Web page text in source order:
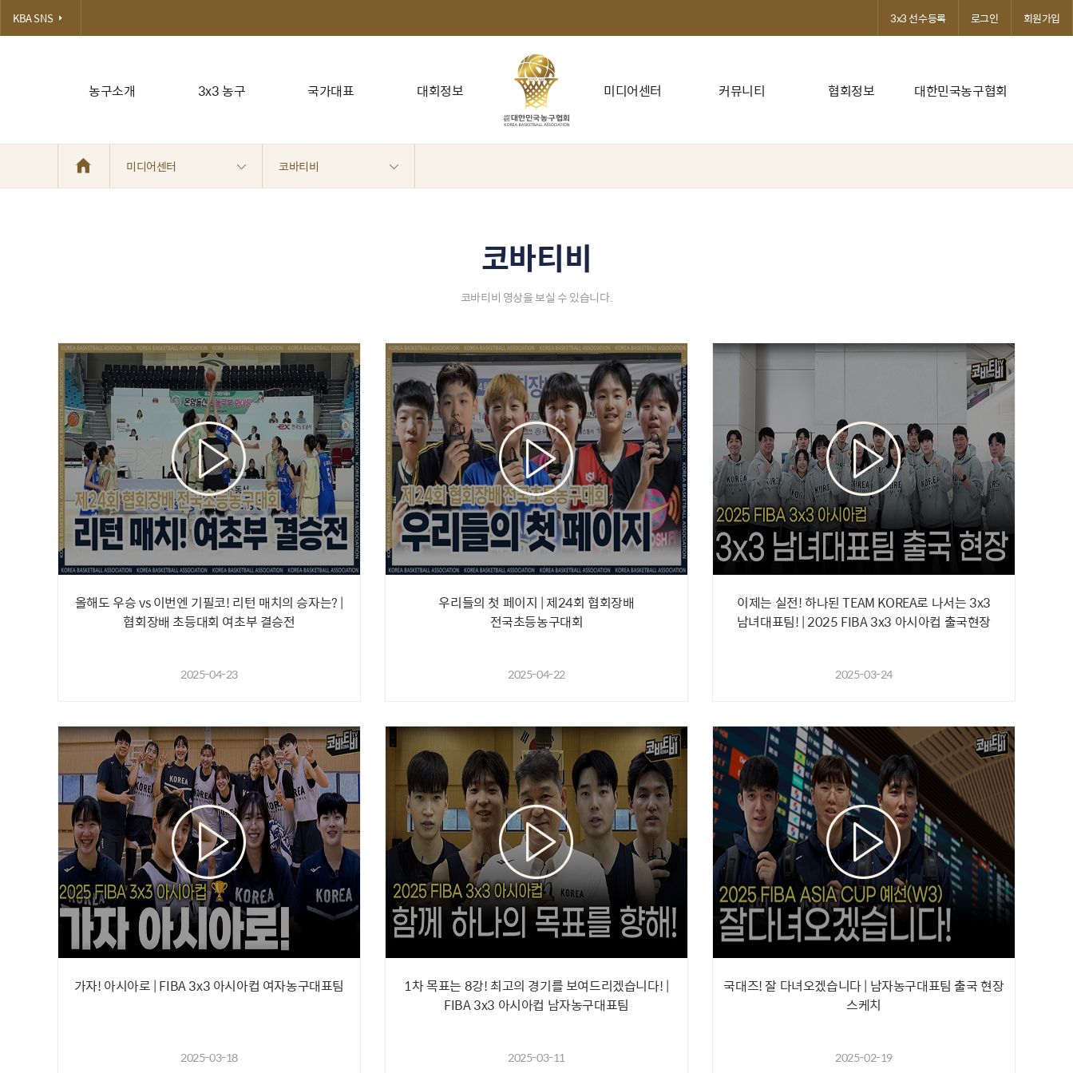
농구소개 3x3 농구 국가대표 대회정보 미디어센터 커뮤니티 협회정보 대한민국농구협회
KBA SNS 3x3 선수등록 로그인 회원가입
미디어센터 코바티비
코바티비
코바티비 영상을 보실 수 있습니다.
올해도 우승 vs 이번엔 기필코! 리턴 매치의 승자는? |
협회장배 초등대회 여초부 결승전
2025-04-23
우리들의 첫 페이지 | 제24회 협회장배
전국초등농구대회
2025-04-22
이제는 실전! 하나된 TEAM KOREA로 나서는 3x3
남녀대표팀! | 2025 FIBA 3x3 아시아컵 출국현장
2025-03-24
가자! 아시아로 | FIBA 3x3 아시아컵 여자농구대표팀
2025-03-18
1차 목표는 8강! 최고의 경기를 보여드리겠습니다! |
FIBA 3x3 아시아컵 남자농구대표팀
2025-03-11
국대즈! 잘 다녀오겠습니다 | 남자농구대표팀 출국 현장
스케치
2025-02-19